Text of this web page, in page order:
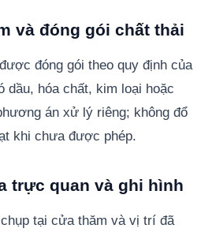
và đóng gói chất thải
đóng gói theo quy định của
dầu, hóa chất, kim loại hoặc
án xử lý riêng; không đổ
khi chưa được phép.
trực quan và ghi hình
tại cửa thăm và vị trí đã